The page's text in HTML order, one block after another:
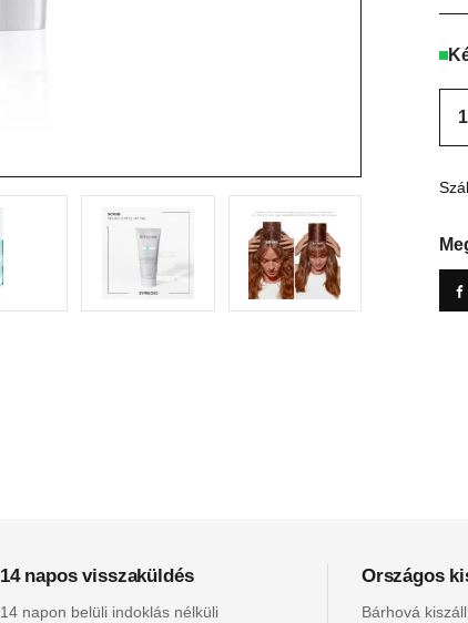
14 napos visszaküldés
14 napon belüli indoklás nélküli
Országos
Bárhová